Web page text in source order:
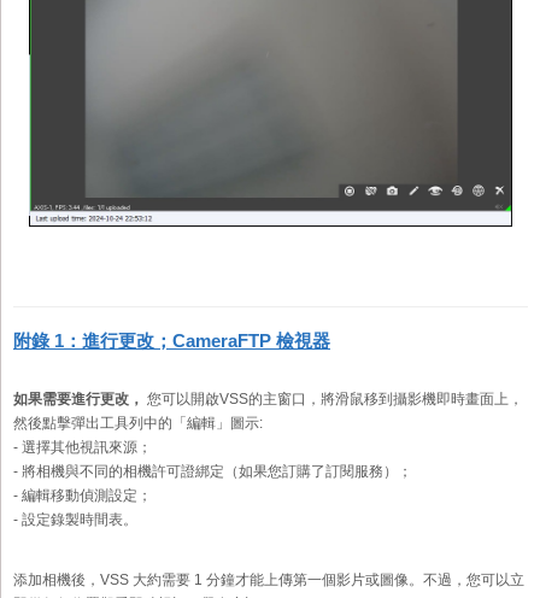
附錄 1：進行更改；CameraFTP 檢視器
如果需要進行更改， 您可以開啟VSS的主窗口，將滑鼠移到攝影機即時畫面上，
然後點擊彈出工具列中的「編輯」圖示:
- 選擇其他視訊來源；
- 將相機與不同的相機許可證綁定（如果您訂購了訂閱服務）；
- 編輯移動偵測設定；
- 設定錄製時間表。
添加相機後，VSS 大約需要 1 分鐘才能上傳第一個影片或圖像。不過，您可以立